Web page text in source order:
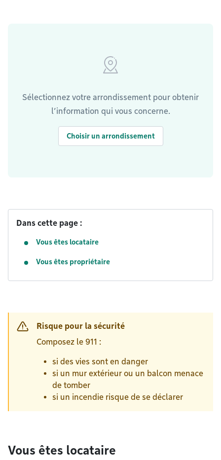
Sélectionnez votre arrondissement pour obtenir
l’information qui vous concerne.
Choisir un arrondissement
Dans cette page :
Vous êtes locataire
Vous êtes propriétaire
Risque pour la sécurité
Composez le 911 :
si des vies sont en danger
si un mur extérieur ou un balcon menace
de tomber
si un incendie risque de se déclarer
Vous êtes locataire